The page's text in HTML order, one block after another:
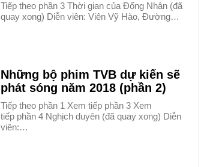
Tiếp theo phần 3 Thời gian của Đống Nhân (đã
quay xong) Diễn viên: Viên Vỹ Hào, Đường…
Những bộ phim TVB dự kiến sẽ
phát sóng năm 2018 (phần 2)
Tiếp theo phần 1 Xem tiếp phần 3 Xem
tiếp phần 4 Nghịch duyên (đã quay xong) Diễn
viên:…